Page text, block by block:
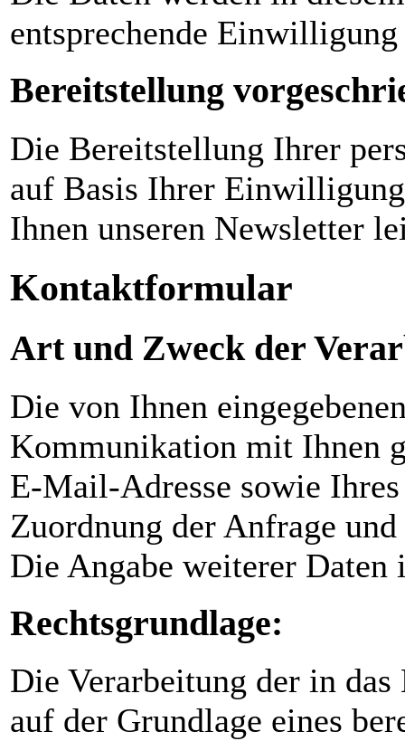
entsprechende
Bereitstellung
Die Bereitstellung Ihrer
auf Basis Ihrer
Ihnen unseren Newsletter
Kontaktformular
Art und Zweck der
Die von Ihnen
Kommunikation mit Ihnen
E-Mail-Adresse sowie
Zuordnung der Anfrage
Die Angabe weiterer Daten
Rechtsgrundlage:
Die Verarbeitung der in
auf der Grundlage eines